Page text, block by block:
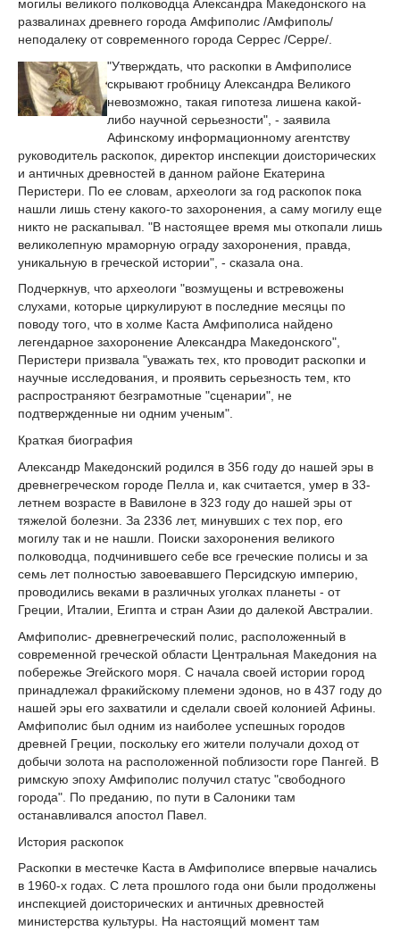
могилы великого полководца Александра Македонского на
развалинах древнего города Амфиполис /Амфиполь/
неподалеку от современного города Серрес /Серре/.
"Утверждать, что раскопки в Амфиполисе
скрывают гробницу Александра Великого
невозможно, такая гипотеза лишена какой-
либо научной серьезности", - заявила
Афинскому информационному агентству
руководитель раскопок, директор инспекции доисторических
и античных древностей в данном районе Екатерина
Перистери. По ее словам, археологи за год раскопок пока
нашли лишь стену какого-то захоронения, а саму могилу еще
никто не раскапывал. "В настоящее время мы откопали лишь
великолепную мраморную ограду захоронения, правда,
уникальную в греческой истории", - сказала она.
Подчеркнув, что археологи "возмущены и встревожены
слухами, которые циркулируют в последние месяцы по
поводу того, что в холме Каста Амфиполиса найдено
легендарное захоронение Александра Македонского",
Перистери призвала "уважать тех, кто проводит раскопки и
научные исследования, и проявить серьезность тем, кто
распространяют безграмотные "сценарии", не
подтвержденные ни одним ученым".
Краткая биография
Александр Македонский родился в 356 году до нашей эры в
древнегреческом городе Пелла и, как считается, умер в 33-
летнем возрасте в Вавилоне в 323 году до нашей эры от
тяжелой болезни. За 2336 лет, минувших с тех пор, его
могилу так и не нашли. Поиски захоронения великого
полководца, подчинившего себе все греческие полисы и за
семь лет полностью завоевавшего Персидскую империю,
проводились веками в различных уголках планеты - от
Греции, Италии, Египта и стран Азии до далекой Австралии.
Амфиполис- древнегреческий полис, расположенный в
современной греческой области Центральная Македония на
побережье Эгейского моря. С начала своей истории город
принадлежал фракийскому племени эдонов, но в 437 году до
нашей эры его захватили и сделали своей колонией Афины.
Амфиполис был одним из наиболее успешных городов
древней Греции, поскольку его жители получали доход от
добычи золота на расположенной поблизости горе Пангей. В
римскую эпоху Амфиполис получил статус "свободного
города". По преданию, по пути в Салоники там
останавливался апостол Павел.
История раскопок
Раскопки в местечке Каста в Амфиполисе впервые начались
в 1960-х годах. С лета прошлого года они были продолжены
инспекцией доисторических и античных древностей
министерства культуры. На настоящий момент там